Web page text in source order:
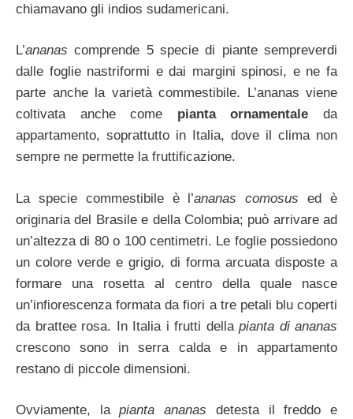
chiamavano gli indios sudamericani.
L’ananas comprende 5 specie di piante sempreverdi
dalle foglie nastriformi e dai margini spinosi, e ne fa
parte anche la varietà commestibile. L’ananas viene
coltivata anche come pianta ornamentale da
appartamento, soprattutto in Italia, dove il clima non
sempre ne permette la fruttificazione.
La specie commestibile è l’ananas comosused è
originaria del Brasile e della Colombia; può arrivare ad
un’altezza di 80 o 100 centimetri. Le foglie possiedono
un colore verde e grigio, di forma arcuata disposte a
formare una rosetta al centro della quale nasce
un’infiorescenza formata da fiori a tre petali blu coperti
da brattee rosa. In Italia i frutti della pianta di ananas
crescono sono in serra calda e in appartamento
restano di piccole dimensioni.
Ovviamente, lapianta ananas detesta il freddo e